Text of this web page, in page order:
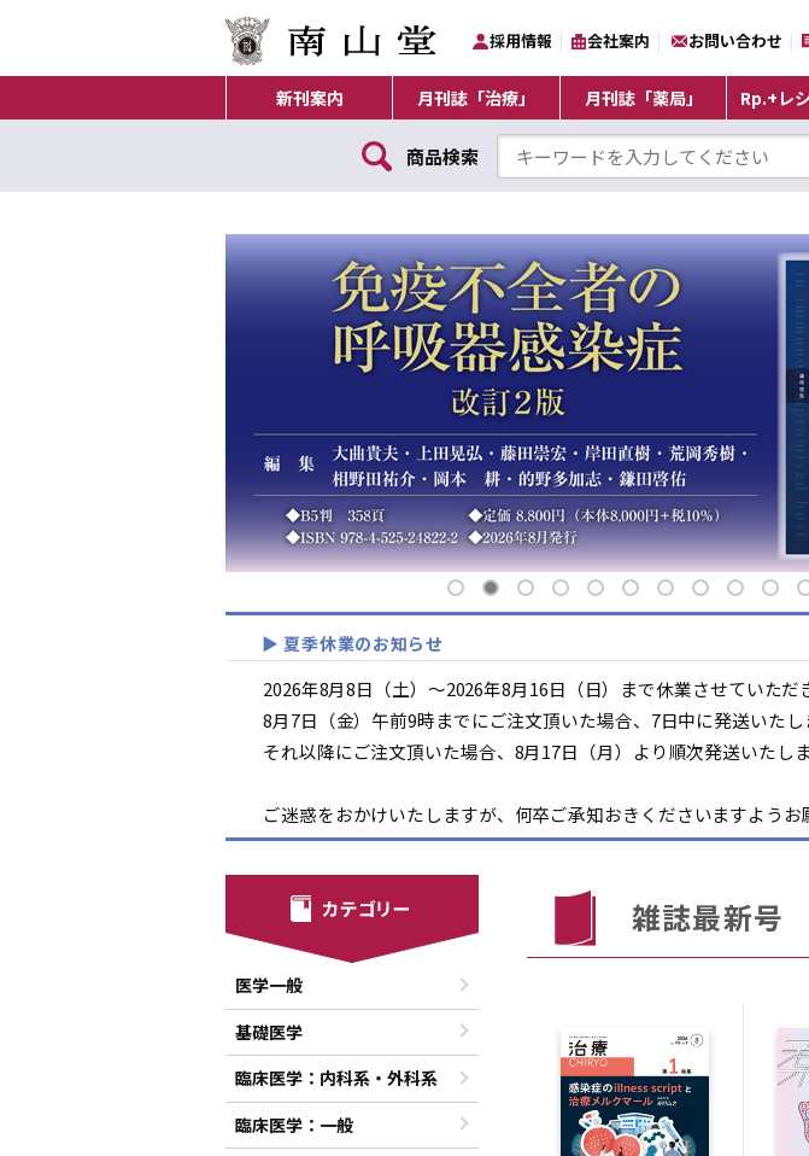
採用情報 会社案内 お問い合わせ
新刊案内 月刊誌「治療」 月刊誌「薬局」 Rp.+レ
商品検索
▶ 夏季休業のお知らせ
2026年8月8日（土）～2026年8月16日（日）まで休業させていただ
8月7日（金）午前9時までにご注文頂いた場合、7日中に発送いたし
それ以降にご注文頂いた場合、8月17日（月）より順次発送いたし
ご迷惑をおかけいたしますが、何卒ご承知おきくださいますようお
医学一般
基礎医学
臨床医学：内科系・外科系
臨床医学：一般
雑誌最新号